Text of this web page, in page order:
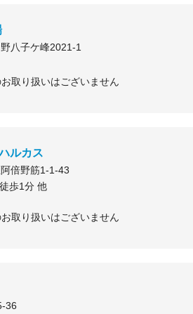
八子ケ峰2021-1
取り扱いはございません
ルカス
倍野筋1-1-43
歩1分 他
取り扱いはございません
36